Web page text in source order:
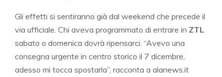
Gli effetti si sentiranno già dal weekend che precede il
via ufficiale. Chi aveva programmato di entrare in ZTL
sabato o domenica dovrà ripensarci. “Avevo una
consegna urgente in centro storico il 7 dicembre,
adesso mi tocca spostarla”, racconta a alanews.it